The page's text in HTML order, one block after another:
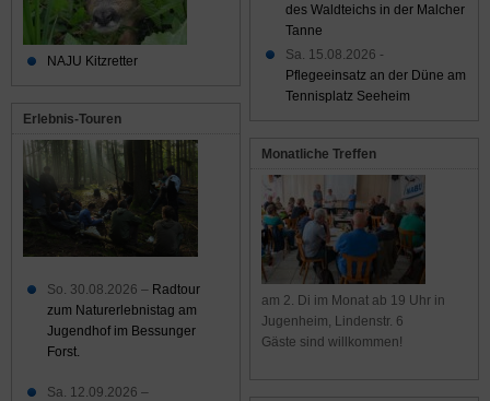
des Waldteichs in der Malcher
Tanne
Sa. 15.08.2026 -
Pflegeeinsatz an der Düne am
Tennisplatz Seeheim
Monatliche Treffen
am 2. Di im Monat ab 19 Uhr in
Jugenheim, Lindenstr. 6
Gäste sind willkommen!
NAJU Kitzretter
Erlebnis-Touren
So. 30.08.2026 – Radtour
zum Naturerlebnistag am
Jugendhof im Bessunger
Forst.
Sa. 12.09.2026 –